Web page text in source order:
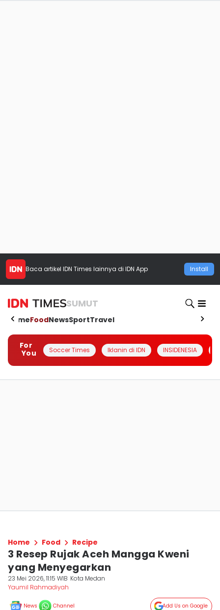
Baca artikel IDN Times lainnya di IDN App Install
SUMUT
HomeFoodNewsSportTravel
For
You
Soccer Times Iklanin di IDN INSIDENESIA
Home Food Recipe
3 Resep Rujak Aceh Mangga Kweni
yang Menyegarkan
23 Mei 2026, 11:15 WIB Kota Medan
Yaumil Rahmadiyah
News Channel Add Us on Google